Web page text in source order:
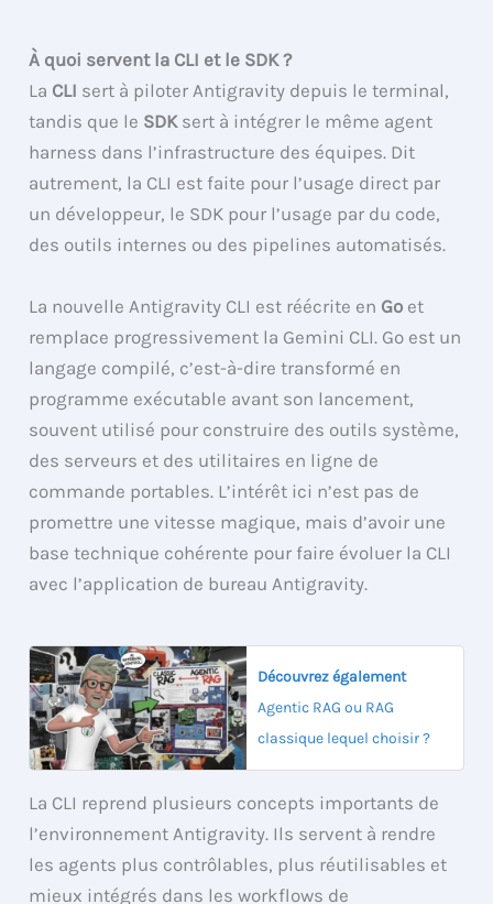
À quoi servent la CLI et le SDK ?
La CLI sert à piloter Antigravity depuis le terminal,
tandis que le SDKsert à intégrer le même agent
harness dans l’infrastructure des équipes. Dit
autrement, la CLI est faite pour l’usage direct par
un développeur, le SDK pour l’usage par du code,
des outils internes ou des pipelines automatisés.
La nouvelle Antigravity CLI est réécrite en Go et
remplace progressivement la Gemini CLI. Go est un
langage compilé, c’est-à-dire transformé en
programme exécutable avant son lancement,
souvent utilisé pour construire des outils système,
des serveurs et des utilitaires en ligne de
commande portables. L’intérêt ici n’est pas de
promettre une vitesse magique, mais d’avoir une
base technique cohérente pour faire évoluer la CLI
avec l’application de bureau Antigravity.
Découvrez également
Agentic RAG ou RAG
classique lequel choisir ?
La CLI reprend plusieurs concepts importants de
l’environnement Antigravity. Ils servent à rendre
les agents plus contrôlables, plus réutilisables et
mieux intégrés dans les workflows de